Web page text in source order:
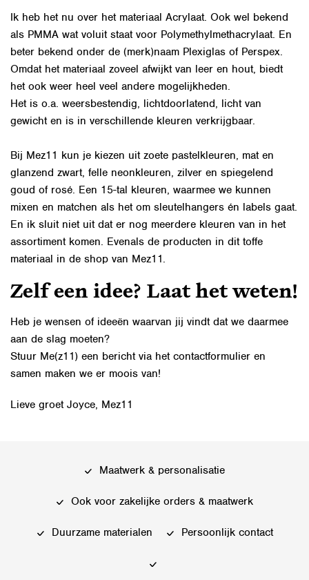
Ik heb het nu over het materiaal Acrylaat. Ook wel bekend
als PMMA wat voluit staat voor Polymethylmethacrylaat. En
beter bekend onder de (merk)naam Plexiglas of Perspex.
Omdat het materiaal zoveel afwijkt van leer en hout, biedt
het ook weer heel veel andere mogelijkheden.
Het is o.a. weersbestendig, lichtdoorlatend, licht van
gewicht en is in verschillende kleuren verkrijgbaar.
Bij Mez11 kun je kiezen uit zoete pastelkleuren, mat en
glanzend zwart, felle neonkleuren, zilver en spiegelend
goud of rosé. Een 15-tal kleuren, waarmee we kunnen
mixen en matchen als het om sleutelhangers én labels gaat.
En ik sluit niet uit dat er nog meerdere kleuren van in het
assortiment komen. Evenals de producten in dit toffe
materiaal in de shop van Mez11.
Zelf een idee? Laat het weten!
Heb je wensen of ideeën waarvan jij vindt dat we daarmee
aan de slag moeten?
Stuur Me(z11) een bericht via het contactformulier en
samen maken we er moois van!
Lieve groet Joyce, Mez11
Maatwerk & personalisatie
Ook voor zakelijke orders & maatwerk
Duurzame materialen Persoonlijk contact